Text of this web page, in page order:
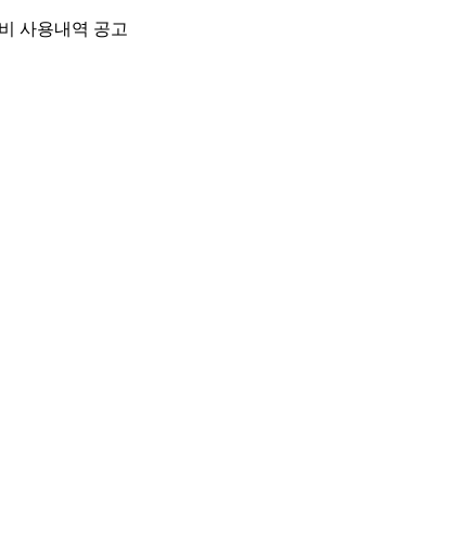
사용내역 공고